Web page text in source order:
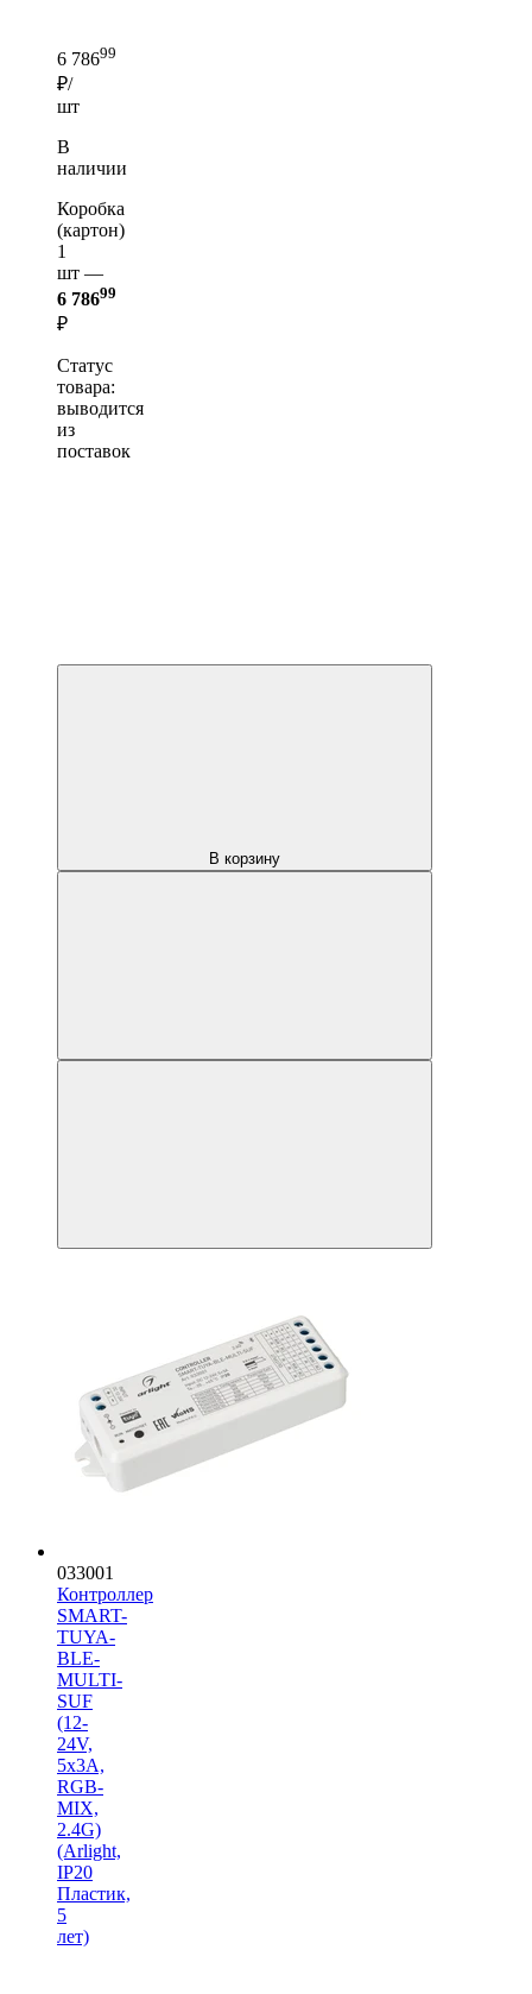
6 78699
₽/
шт
В
наличии
Коробка
(картон)
1
шт —
6 78699
₽
Статус
товара:
выводится
из
поставок
В корзину
033001
Контроллер
SMART-
TUYA-
BLE-
MULTI-
SUF
(12-
24V,
5x3A,
RGB-
MIX,
2.4G)
(Arlight,
IP20
Пластик,
5
лет)